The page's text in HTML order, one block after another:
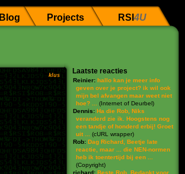
Blog Projects RSI 4U
klus Laatste reacties
Reinier: hallo kan je meer info
geven over je project? ik wil ook
mijn bel afvangen maar weet niet
hoe? ...
(Internet of Deurbel)
Dennis: Ha die Rob, Niks
veranderd zie ik. Hoogstens nog
een tandje of honderd erbij! Groet
uit ...
(cURL wrapper)
Rob: Dag Richard, Beetje late
reactie, maar ... die NEN-normen
heb ik toentertijd bij een ...
(Copyright)
richard: Beste Rob, Bedankt voor